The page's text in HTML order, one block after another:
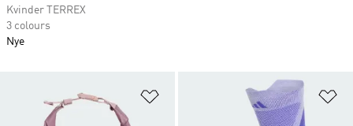
Føj til ønskeliste
Kvinder TERREX
3 colours
Nye